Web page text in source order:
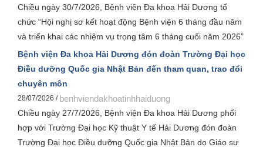
quốc về bệnh truyền nhiễm và can thiệp năm 2026.
Chiều ngày 30/7/2026, Bệnh viện Đa khoa Hải Dương tổ
chức “Hội nghị sơ kết hoạt động Bệnh viện 6 tháng đầu năm
và triển khai các nhiệm vụ trọng tâm 6 tháng cuối năm 2026”
nhằm đánh giá toàn diện kết quả thực hiện nhiệm vụ trong 6
tháng đầu năm, đồng thời xác định các giải pháp trọng tâm
để hoàn thành và phấn đấu hoàn thành vượt mức các chỉ
tiêu kế hoạch năm 2026.
Bệnh viện Đa khoa Hải Dương đón đoàn Trường Đại học
Điều dưỡng Quốc gia Nhật Bản đến tham quan, trao đổi
chuyên môn
28/07/2026 / benhviendakhoatinhhaiduong
Chiều ngày 27/7/2026, Bệnh viện Đa khoa Hải Dương phối
hợp với Trường Đại học Kỹ thuật Y tế Hải Dương đón đoàn
Trường Đại học Điều dưỡng Quốc gia Nhật Bản do Giáo sư